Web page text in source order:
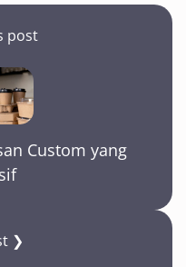
post
Custom yang
❯